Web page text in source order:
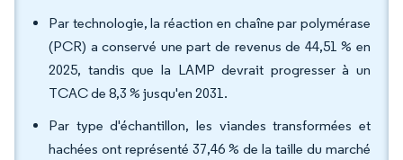
Par technologie, la réaction en chaîne par polymérase
(PCR) a conservé une part de revenus de 44,51 % en
2025, tandis que la LAMP devrait progresser à un
TCAC de 8,3 % jusqu'en 2031.
Par type d'échantillon, les viandes transformées et
hachées ont représenté 37,46 % de la taille du marché